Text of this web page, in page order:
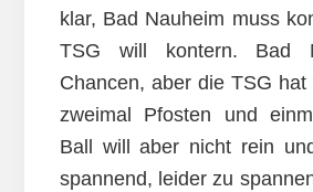
klar, Bad Nauheim muss
TSG will kontern. Bad
Chancen, aber die TSG hat
zweimal Pfosten und
Ball will aber nicht rein
spannend, leider zu